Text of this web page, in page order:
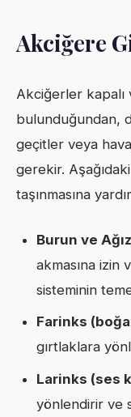
Akciğere
Akciğerler
bulunduğundan,
geçitler veya
gerekir.
taşınmasına
Burun ve Ağız
akmasına izin
sisteminin
Farinks
gırtlaklara
Larinks (ses
yönlendirir ve